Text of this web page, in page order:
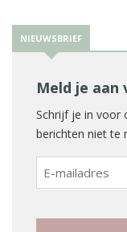
NIEUWSBRIEF
Meld je aan
Schrijf je in voor
berichten niet te
E-
mailadres